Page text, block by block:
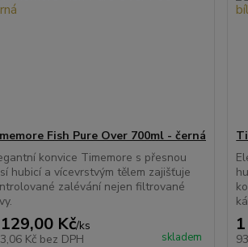
Fish Pure Over 700ml - černá
konvice Timemore s přesnou
hubicí a vícevrstvým tělem zajišťuje
zalévání nejen filtrované
Kč/ks
Kč bez DPH skladem